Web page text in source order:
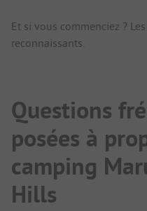
Et si vous commenciez ?
reconnaissants.
Questions
posées à
camping
Hills